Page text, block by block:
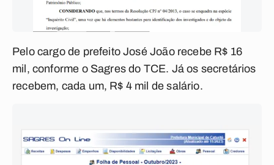
Pelo cargo de prefeito José João recebe R$ 16
mil, conforme o Sagres do TCE. Já os secretários
recebem, cada um, R$ 4 mil de salário.